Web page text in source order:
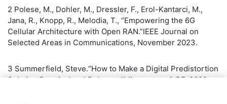
​2 Polese, M., Dohler, M., Dressler, F., Erol-Kantarci, M.,
Jana, R., Knopp, R., Melodia, T., “Empowering the 6G
Cellular Architecture with Open RAN.”IEEE Journal on
Selected Areas in Communications, November 2023.
​3 Summerfield, Steve.“How to Make a Digital Predistortion
Solution Practical and Relevant.”Microwaves & RF, 2022.